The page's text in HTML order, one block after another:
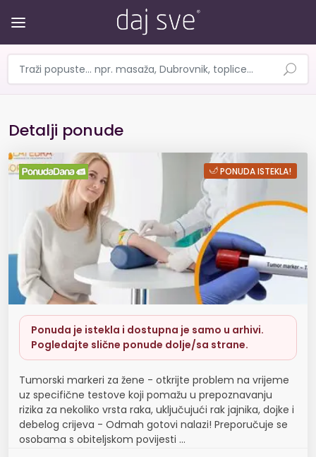
Detalji ponude
Tumorski markeri za žene -
PONUDA ISTEKLA!
Ponuda je istekla i dostupna je samo u arhivi.
Pogledajte slične ponude dolje/sa strane.
Tumorski markeri za žene - otkrijte problem na vrijeme
uz specifične testove koji pomažu u prepoznavanju
rizika za nekoliko vrsta raka, uključujući rak jajnika, dojke i
debelog crijeva - Odmah gotovi nalazi! Preporučuje se
osobama s obiteljskom povijesti ...